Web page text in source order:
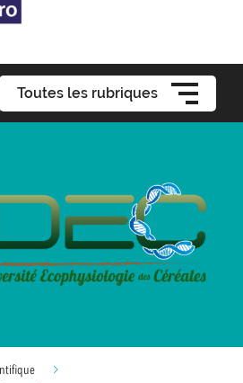
Toutes les rubriques